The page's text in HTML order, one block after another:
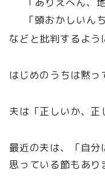
「頭おかしいん
などと批判するよう
はじめのうちは黙っ
夫は「正しいか、正
最近の夫は、「自分
思っている節もあり